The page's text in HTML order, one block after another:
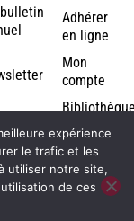
Adhérer
en ligne
Mon
compte
numérique
Rodolausse
expérience
le trafic et les
utiliser notre site,
de ces